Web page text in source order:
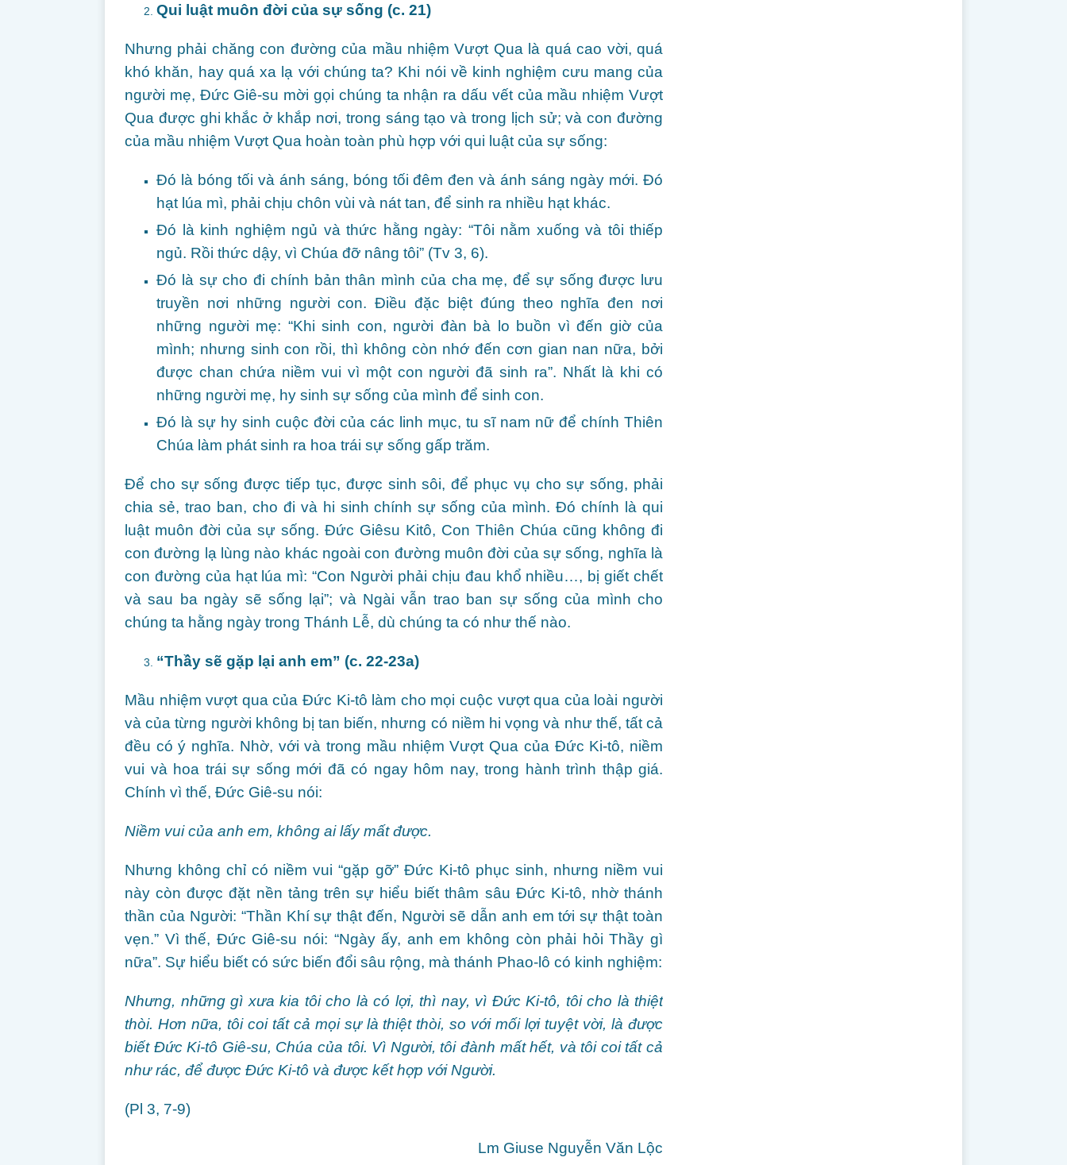
Qui luật muôn đời của sự sống (c. 21)
Nhưng phải chăng con đường của mầu nhiệm Vượt Qua là quá cao vời, quá
khó khăn, hay quá xa lạ với chúng ta? Khi nói về kinh nghiệm cưu mang của
người mẹ, Đức Giê-su mời gọi chúng ta nhận ra dấu vết của mầu nhiệm Vượt
Qua được ghi khắc ở khắp nơi, trong sáng tạo và trong lịch sử; và con đường
của mầu nhiệm Vượt Qua hoàn toàn phù hợp với qui luật của sự sống:
Đó là bóng tối và ánh sáng, bóng tối đêm đen và ánh sáng ngày mới. Đó
hạt lúa mì, phải chịu chôn vùi và nát tan, để sinh ra nhiều hạt khác.
Đó là kinh nghiệm ngủ và thức hằng ngày: “Tôi nằm xuống và tôi thiếp
ngủ. Rồi thức dậy, vì Chúa đỡ nâng tôi” (Tv 3, 6).
Đó là sự cho đi chính bản thân mình của cha mẹ, để sự sống được lưu
truyền nơi những người con. Điều đặc biệt đúng theo nghĩa đen nơi
những người mẹ: “Khi sinh con, người đàn bà lo buồn vì đến giờ của
mình; nhưng sinh con rồi, thì không còn nhớ đến cơn gian nan nữa, bởi
được chan chứa niềm vui vì một con người đã sinh ra”. Nhất là khi có
những người mẹ, hy sinh sự sống của mình để sinh con.
Đó là sự hy sinh cuộc đời của các linh mục, tu sĩ nam nữ để chính Thiên
Chúa làm phát sinh ra hoa trái sự sống gấp trăm.
Để cho sự sống được tiếp tục, được sinh sôi, để phục vụ cho sự sống, phải
chia sẻ, trao ban, cho đi và hi sinh chính sự sống của mình. Đó chính là qui
luật muôn đời của sự sống. Đức Giêsu Kitô, Con Thiên Chúa cũng không đi
con đường lạ lùng nào khác ngoài con đường muôn đời của sự sống, nghĩa là
con đường của hạt lúa mì: “Con Người phải chịu đau khổ nhiều…, bị giết chết
và sau ba ngày sẽ sống lại”; và Ngài vẫn trao ban sự sống của mình cho
chúng ta hằng ngày trong Thánh Lễ, dù chúng ta có như thế nào.
“Thầy sẽ gặp lại anh em” (c. 22-23a)
Mầu nhiệm vượt qua của Đức Ki-tô làm cho mọi cuộc vượt qua của loài người
và của từng người không bị tan biến, nhưng có niềm hi vọng và như thế, tất cả
đều có ý nghĩa. Nhờ, với và trong mầu nhiệm Vượt Qua của Đức Ki-tô, niềm
vui và hoa trái sự sống mới đã có ngay hôm nay, trong hành trình thập giá.
Chính vì thế, Đức Giê-su nói:
Niềm vui của anh em, không ai lấy mất được.
Nhưng không chỉ có niềm vui “gặp gỡ” Đức Ki-tô phục sinh, nhưng niềm vui
này còn được đặt nền tảng trên sự hiểu biết thâm sâu Đức Ki-tô, nhờ thánh
thần của Người: “Thần Khí sự thật đến, Người sẽ dẫn anh em tới sự thật toàn
vẹn.” Vì thế, Đức Giê-su nói: “Ngày ấy, anh em không còn phải hỏi Thầy gì
nữa”. Sự hiểu biết có sức biến đổi sâu rộng, mà thánh Phao-lô có kinh nghiệm:
Nhưng, những gì xưa kia tôi cho là có lợi, thì nay, vì Đức Ki-tô, tôi cho là thiệt
thòi. Hơn nữa, tôi coi tất cả mọi sự là thiệt thòi, so với mối lợi tuyệt vời, là được
biết Đức Ki-tô Giê-su, Chúa của tôi. Vì Người, tôi đành mất hết, và tôi coi tất cả
như rác, để được Đức Ki-tô và được kết hợp với Người.
(Pl 3, 7-9)
Lm Giuse Nguyễn Văn Lộc